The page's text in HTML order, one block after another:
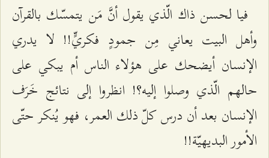
فيا لحسن ذاك الّذي يقول أنَّ مَن يتمسّك بالقرآن
وأهل البيت يعاني مِن جمودٍ فكريٍّ!! لا يدري
الإنسان أيضحك على هؤلاء الناس أم يبكي على
حالهم الّذي وصلوا إليه؟! انظروا إلى نتائج خَرَف
الإنسان بعد أن درس كلّ ذلك العمر، فهو يُنكر حتّى
الأمور البديهيّة!!